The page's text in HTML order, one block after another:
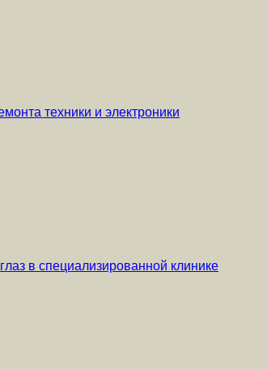
техники и электроники
в специализированной клинике